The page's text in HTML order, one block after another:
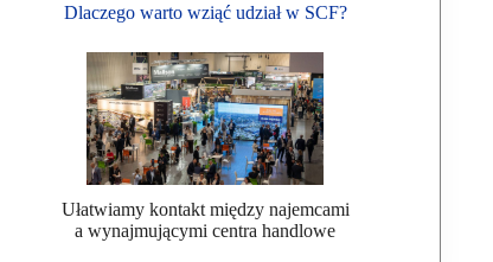
Dlaczego warto wziąć udział w SCF?
Ułatwiamy kontakt między najemcami
a wynajmującymi centra handlowe